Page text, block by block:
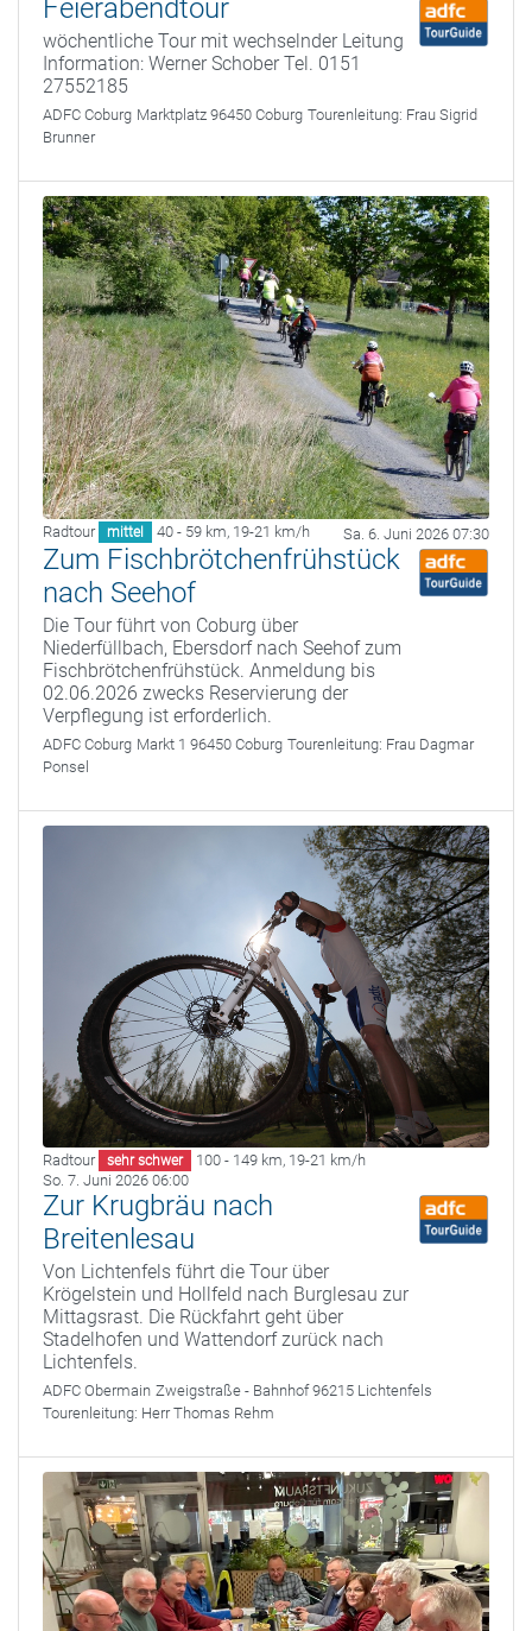
Feierabendtour
wöchentliche Tour mit wechselnder Leitung
Information: Werner Schober Tel. 0151
27552185
ADFC Coburg Marktplatz 96450 Coburg Tourenleitung: Frau Sigrid
Brunner
Radtour mittel 40 - 59 km, 19-21 km/h Sa. 6. Juni 2026 07:30
Zum Fischbrötchenfrühstück
nach Seehof
Die Tour führt von Coburg über
Niederfüllbach, Ebersdorf nach Seehof zum
Fischbrötchenfrühstück. Anmeldung bis
02.06.2026 zwecks Reservierung der
Verpflegung ist erforderlich.
ADFC Coburg Markt 1 96450 Coburg Tourenleitung: Frau Dagmar
Ponsel
Radtour sehr schwer 100 - 149 km, 19-21 km/h
So. 7. Juni 2026 06:00
Zur Krugbräu nach
Breitenlesau
Von Lichtenfels führt die Tour über
Krögelstein und Hollfeld nach Burglesau zur
Mittagsrast. Die Rückfahrt geht über
Stadelhofen und Wattendorf zurück nach
Lichtenfels.
ADFC Obermain Zweigstraße - Bahnhof 96215 Lichtenfels
Tourenleitung: Herr Thomas Rehm